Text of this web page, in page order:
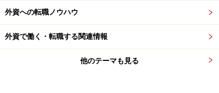
外資への転職ノウハウ
外資で働く・転職する関連情報
他のテーマも見る